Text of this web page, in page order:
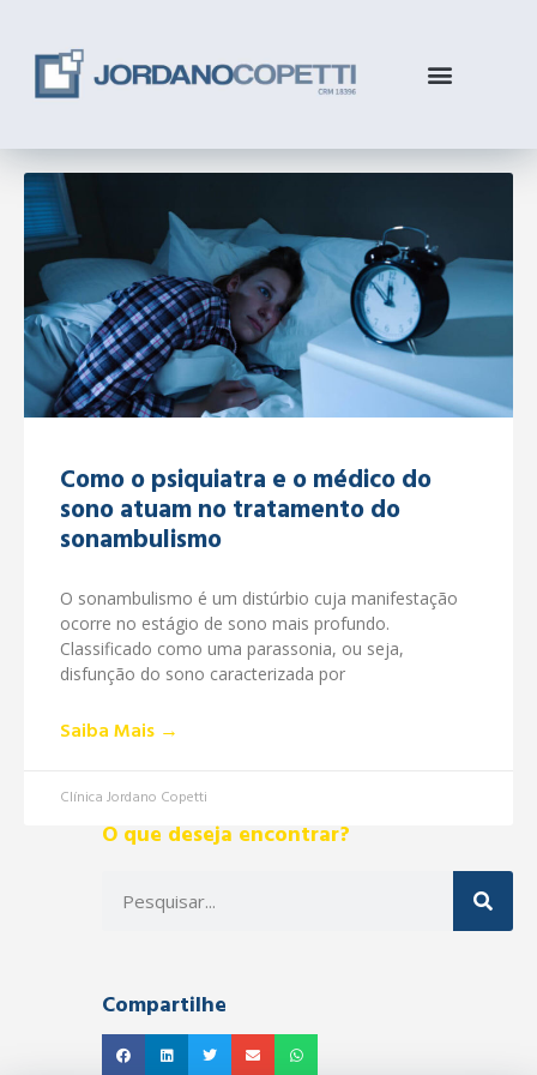
Como o psiquiatra e o médico do
sono atuam no tratamento do
sonambulismo
O sonambulismo é um distúrbio cuja manifestação
ocorre no estágio de sono mais profundo.
Classificado como uma parassonia, ou seja,
disfunção do sono caracterizada por
Saiba Mais →
Clínica Jordano Copetti
O que deseja encontrar?
Compartilhe